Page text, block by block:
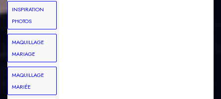
INSPIRATION
PHOTOS
MAQUILLAGE
MARIAGE
MAQUILLAGE
MARIÉE